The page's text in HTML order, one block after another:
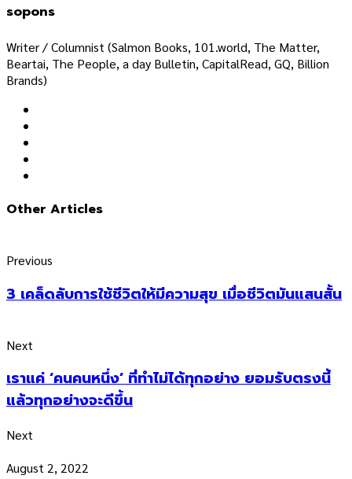
sopons
Writer / Columnist (Salmon Books, 101.world, The Matter,
Beartai, The People, a day Bulletin, CapitalRead, GQ, Billion
Brands)
Other Articles
Previous
3 เคล็ดลับการใช้ชีวิตให้มีความสุข เมื่อชีวิตมันแสนสั้น
Next
เราแค่ ‘คนคนหนึ่ง’ ที่ทำไม่ได้ทุกอย่าง ยอมรับตรงนี้
แล้วทุกอย่างจะดีขึ้น
Next
August 2, 2022